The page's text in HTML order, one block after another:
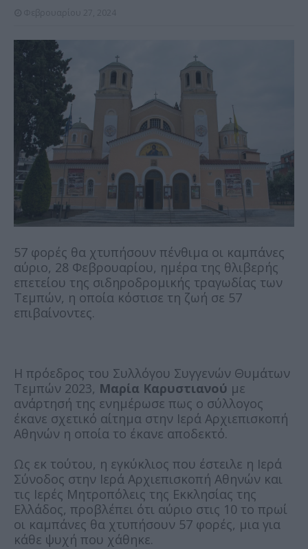
57 φορές θα χτυπήσουν πένθιμα οι καμπάνες
αύριο, 28 Φεβρουαρίου, ημέρα της θλιβερής
επετείου της σιδηροδρομικής τραγωδίας των
Τεμπών, η οποία κόστισε τη ζωή σε 57
επιβαίνοντες.
Η πρόεδρος του Συλλόγου Συγγενών Θυμάτων
Τεμπών 2023, Μαρία Καρυστιανού με
ανάρτησή της ενημέρωσε πως ο σύλλογος
έκανε σχετικό αίτημα στην Ιερά Αρχιεπισκοπή
Αθηνών η οποία το έκανε αποδεκτό.
Ως εκ τούτου, η εγκύκλιος που έστειλε η Ιερά
Σύνοδος στην Ιερά Αρχιεπισκοπή Αθηνών και
τις Ιερές Μητροπόλεις της Εκκλησίας της
Ελλάδος, προβλέπει ότι αύριο στις 10 το πρωί
οι καμπάνες θα χτυπήσουν 57 φορές, μια για
κάθε ψυχή που χάθηκε.